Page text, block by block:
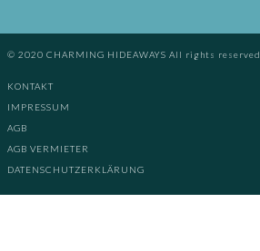
© 2020 CHARMING HIDEAWAYS All rights reserved
KONTAKT
IMPRESSUM
AGB
AGB VERMIETER
DATENSCHUTZERKLÄRUNG